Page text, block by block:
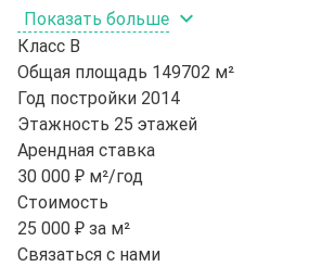
Показать больше
Класс B
Общая площадь 149702 м²
Год постройки 2014
Этажность 25 этажей
Арендная ставка
30 000 ₽ м²/год
Стоимость
25 000 ₽ за м²
Связаться с нами